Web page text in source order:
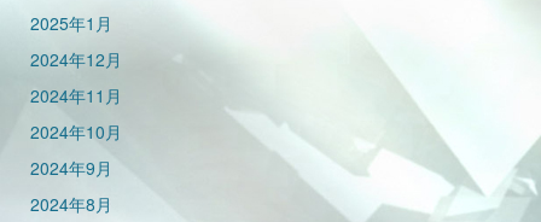
2025年1月
2024年12月
2024年11月
2024年10月
2024年9月
2024年8月